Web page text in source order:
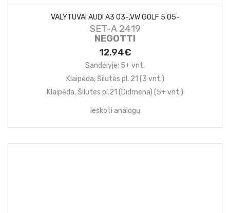
VALYTUVAI AUDI A3 03-,VW GOLF 5 05-
SET-A 2419
NEGOTTI
12.94€
Sandėlyje: 5+ vnt.
Klaipėda, Šilutės pl. 21 (3 vnt.)
Klaipėda, Šilutes pl.21 (Didmena) (5+ vnt.)
Ieškoti analogų